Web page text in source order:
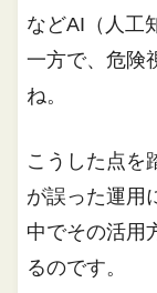
などAI（人工
一方で、危険
ね。
こうした点を
が誤った運用
中でその活用
るのです。